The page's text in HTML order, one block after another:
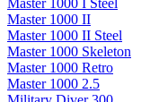
Master 1000 I Steel
Master 1000 II
Master 1000 II Steel
Master 1000 Skeleton
Master 1000 Retro
Master 1000 2.5